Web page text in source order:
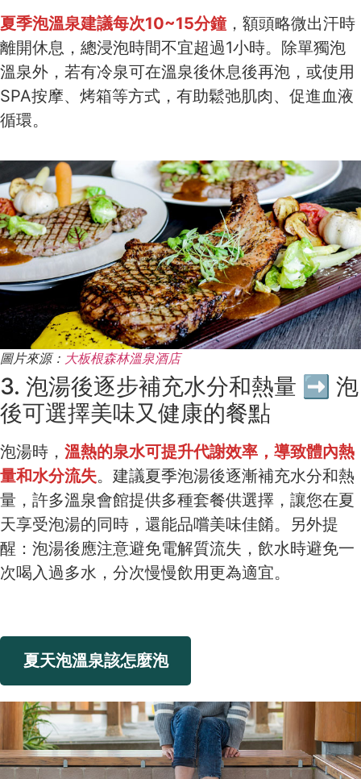
夏季泡溫泉建議每次10~15分鐘，額頭略微出汗時
離開休息，總浸泡時間不宜超過1小時。除單獨泡
溫泉外，若有冷泉可在溫泉後休息後再泡，或使用
SPA按摩、烤箱等方式，有助鬆弛肌肉、促進血液
循環。
圖片來源： 大板根森林溫泉酒店
3. 泡湯後逐步補充水分和熱量 ➡ 泡
後可選擇美味又健康的餐點
泡湯時， 溫熱的泉水可提升代謝效率，導致體內熱
量和水分流失。建議夏季泡湯後逐漸補充水分和熱
量，許多溫泉會館提供多種套餐供選擇，讓您在夏
天享受泡湯的同時，還能品嚐美味佳餚。另外提
醒：泡湯後應注意避免電解質流失，飲水時避免一
次喝入過多水，分次慢慢飲用更為適宜。
夏天泡溫泉該怎麼泡